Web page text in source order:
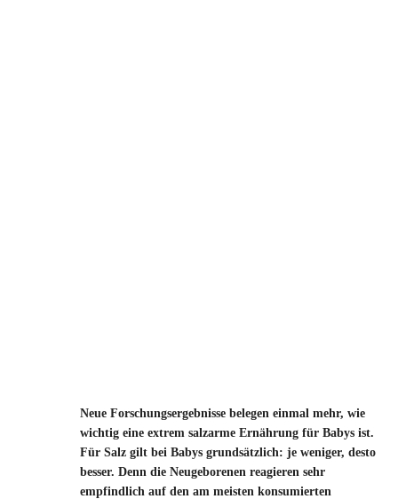
Neue Forschungsergebnisse belegen einmal mehr, wie
wichtig eine extrem salzarme Ernährung für Babys ist.
Für Salz gilt bei Babys grundsätzlich: je weniger, desto
besser. Denn die Neugeborenen reagieren sehr
empfindlich auf den am meisten konsumierten